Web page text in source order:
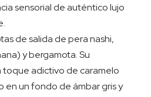
sensorial de auténtico lujo
de salida de pera nashi,
y bergamota. Su
toque adictivo de caramelo
en un fondo de ámbar gris y